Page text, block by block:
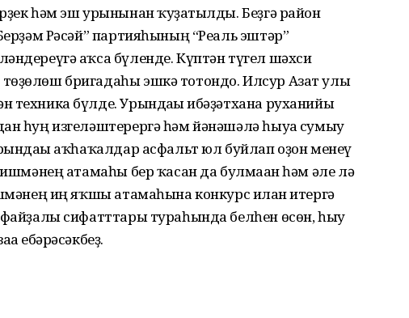
һәм эш урынынан ҡуҙғатылды. Беҙгә район
Рәсәй” партияһының “Реаль эштәр”
аҡса бүленде. Күптән түгел шәхси
бригадаһы эшкә тотондо. Илсур Азат улы
бүлде. Урындағы ғибәҙәтхана руханийы
һуң изгеләштерергә һәм йәнәшәлә һыуға сумыу
аҡһаҡалдар асфальт юл буйлап оҙон менеү
атамаһы бер ҡасан да булмаған һәм әле лә
иң яҡшы атамаһына конкурс иғлан итергә
сифатттары тураһында белһен өсөн, һыу
ебәрәсәкбеҙ.